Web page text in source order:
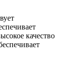
качество